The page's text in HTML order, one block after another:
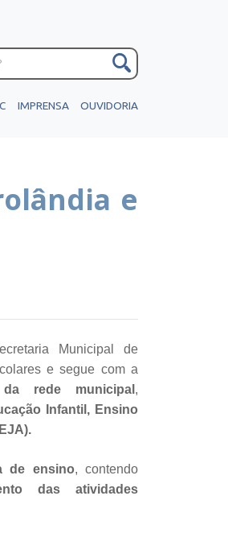
IMPRENSA OUVIDORIA
e
Municipal de
e segue com a
rede municipal ,
Infantil, Ensino
de ensino, contendo
das atividades